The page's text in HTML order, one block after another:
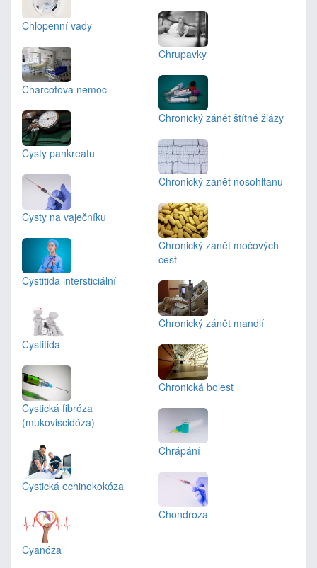
Chlopenní vady
Charcotova nemoc
Cysty pankreatu
Cysty na vaječníku
Cystitida intersticiální
Cystitida
Cystická fibróza
(mukoviscidóza)
Cystická echinokokóza
Cyanóza
Chrupavky
Chronický zánět štítné žlázy
Chronický zánět nosohltanu
Chronický zánět močových
cest
Chronický zánět mandlí
Chronická bolest
Chrápání
Chondroza